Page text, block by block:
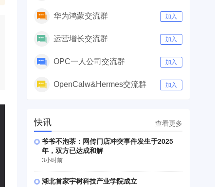
华为鸿蒙交流群 加入
运营增长交流群 加入
OPC一人公司交流群 加入
OpenCalw&Hermes交流群 加入
快讯 查看更多
爷爷不泡茶：网传门店冲突事件发生于2025
年，双方已达成和解
3小时前
湖北首家宇树科技产业学院成立